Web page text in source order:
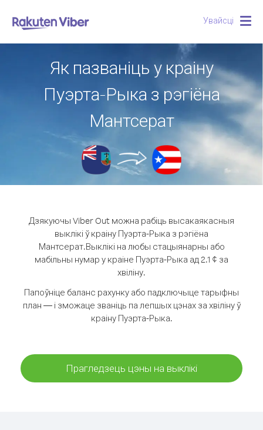
Увайсці
Як пазваніць у краіну
Пуэрта-Рыка з рэгіёна
Мантсерат
Дзякуючы Viber Out можна рабіць высакаякасныя
выклікі ў краіну Пуэрта-Рыка з рэгіёна
Мантсерат.Выклікі на любы стацыянарны або
мабільны нумар у краіне Пуэрта-Рыка ад 2.1 ¢ за
хвіліну.
Папоўніце баланс рахунку або падключыце тарыфны
план — і зможаце званіць па лепшых цэнах за хвіліну ў
краіну Пуэрта-Рыка.
Прагледзець цэны на выклікі